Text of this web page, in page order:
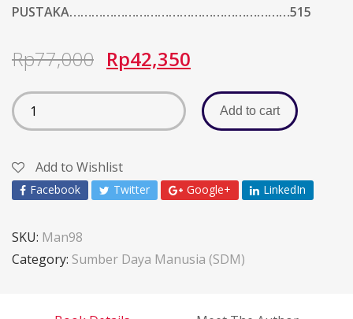
PUSTAKA……………………………………………………515
Rp77,000 Rp42,350
Add to cart
Add to Wishlist
Facebook Twitter Google+ LinkedIn
SKU: Man98
Category: Sumber Daya Manusia (SDM)